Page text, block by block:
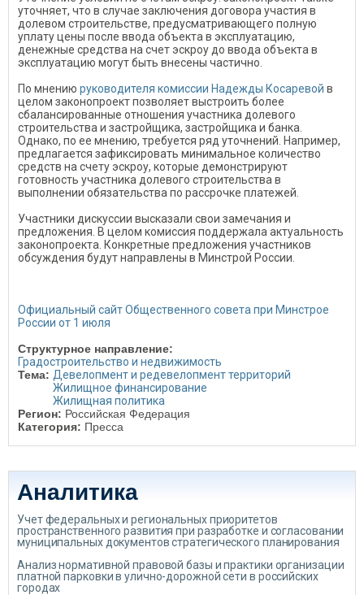
уточняет, что в случае заключения договора участия в
долевом строительстве, предусматривающего полную
уплату цены после ввода объекта в эксплуатацию,
денежные средства на счет эскроу до ввода объекта в
эксплуатацию могут быть внесены частично.
По мнению руководителя комиссии Надежды Косаревой в
целом законопроект позволяет выстроить более
сбалансированные отношения участника долевого
строительства и застройщика, застройщика и банка.
Однако, по ее мнению, требуется ряд уточнений. Например,
предлагается зафиксировать минимальное количество
средств на счету эскроу, которые демонстрируют
готовность участника долевого строительства в
выполнении обязательства по рассрочке платежей.
Участники дискуссии высказали свои замечания и
предложения. В целом комиссия поддержала актуальность
законопроекта. Конкретные предложения участников
обсуждения будут направлены в Минстрой России.
Официальный сайт Общественного совета при Минстрое
России от 1 июля
Структурное направление:
Градостроительство и недвижимость
Тема: Девелопмент и редевелопмент территорий
Жилищное финансирование
Жилищная политика
Регион: Российская Федерация
Категория: Пресса
Аналитика
Учет федеральных и региональных приоритетов
пространственного развития при разработке и согласовании
муниципальных документов стратегического планирования
Анализ нормативной правовой базы и практики организации
платной парковки в улично-дорожной сети в российских
городах